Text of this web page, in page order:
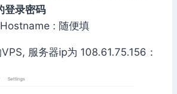
登录密码
: 随便填
服务器ip为 108.61.75.156：